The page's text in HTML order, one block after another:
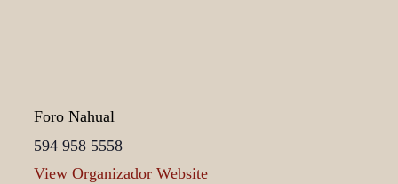
Foro Nahual
594 958 5558
View Organizador Website